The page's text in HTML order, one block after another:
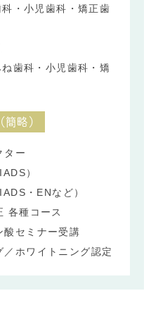
・小児歯科・矯正歯
歯科・小児歯科・矯
略）
ター
）
・ENなど）
各種コース
酸セミナー受講
／ホワイトニング認定